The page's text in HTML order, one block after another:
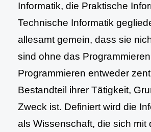
Informatik, die Praktische
Technische Informatik
allesamt gemein, dass sie
sind ohne das
Programmieren entweder
Bestandteil ihrer Tätigkeit,
Zweck ist. Definiert wird die
als Wissenschaft, die sich mit